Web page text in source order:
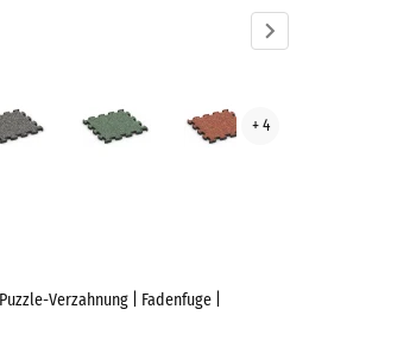
Dunkelgrauer
Granit
Englischer
Rasen
+ 4
Verzahnung | Fadenfuge |